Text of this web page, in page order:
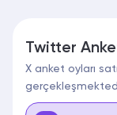
Twitter
X anket oyları